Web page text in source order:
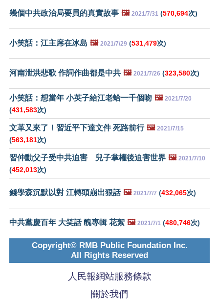
幾個中共政治局要員的真實故事 🖼️ 2021/7/31 (570,694次)
小笑話：江主席在冰島 🖼️ 2021/7/29 (531,479次)
河南泄洪悲歌 作詞作曲都是中共 🖼️ 2021/7/26 (323,580次)
小笑話：想當年 小英子給江老蛤一千個吻 🖼️ 2021/7/20
(431,583次)
文革又來了！習近平下達文件 死路前行 🖼️ 2021/7/15
(563,181次)
習仲勳父子受中共迫害 兒子掌權後迫害世界 🖼️ 2021/7/10
(452,013次)
錢學森沉默以對 江轉頭崩出狠話 🖼️ 2021/7/7 (432,065次)
中共黨慶百年 大笑話 醜專輯 花絮 🖼️ 2021/7/1 (480,746次)
Copyright© RMB Public Foundation Inc.
All Rights Reserved
人民報網站服務條款
關於我們